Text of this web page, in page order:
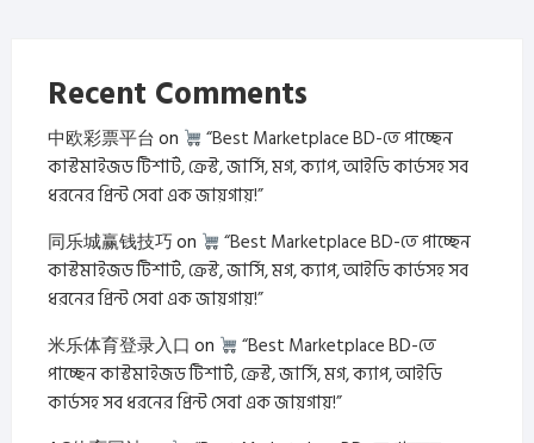
Recent Comments
中欧彩票平台on
“Best Marketplace BD-তে পাচ্ছেন
কাস্টমাইজড টিশার্ট, ক্রেস্ট, জার্সি, মগ, ক্যাপ, আইডি কার্ডসহ সব
ধরনের প্রিন্ট সেবা এক জায়গায়!”
同乐城赢钱技巧on
“Best Marketplace BD-তে পাচ্ছেন
কাস্টমাইজড টিশার্ট, ক্রেস্ট, জার্সি, মগ, ক্যাপ, আইডি কার্ডসহ সব
ধরনের প্রিন্ট সেবা এক জায়গায়!”
米乐体育登录入口 on
“Best Marketplace BD-তে
পাচ্ছেন কাস্টমাইজড টিশার্ট, ক্রেস্ট, জার্সি, মগ, ক্যাপ, আইডি
কার্ডসহ সব ধরনের প্রিন্ট সেবা এক জায়গায়!”